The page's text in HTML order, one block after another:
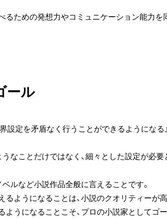
るための発想力やコミュニケーション能力を
ール
界設定を矛盾なく行うことができるようにな
なことだけではなく、細々とした設定が必要
ルなど小説作品全般に言えることです。
ようになることは、小説のクオリティーが
ようになることこそ、プロの小説家としてゴ